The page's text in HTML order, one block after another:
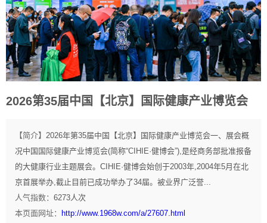
2026第35届中国【北京】国际健康产业博览会
【简介】 2026年第35届中国【北京】国际健康产业博览会一、展会概
况中国国际健康产业博览会(简称“CIHIE·健博会”),是经商务部批准报备
的大健康行业主题展会。CIHIE·健博会始创于2003年,2004年5月在北
京首展举办,截止目前已成功举办了34届。被业界广泛誉...
人气指数： 6273人次
本页面网址：
http://www.1968w.com/a/27607.html